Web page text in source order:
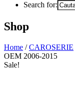
Search for:
Shop
Home /CAROSERIE
OEM 2006-2015
Sale!